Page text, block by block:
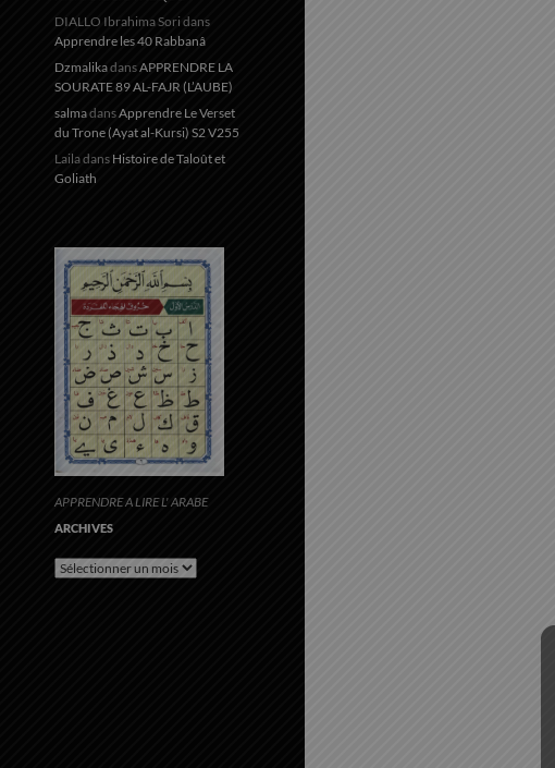
DIALLO Ibrahima Sori dans
Apprendre les 40 Rabbanâ
DzmalikadansAPPRENDRE LA
SOURATE 89 AL-FAJR (L’AUBE)
salmadansApprendre Le Verset
du Trone (Ayat al-Kursi) S2 V255
Lailadans Histoire de Taloût et
Goliath
APPRENDRE A LIRE L' ARABE
ARCHIVES
Archives